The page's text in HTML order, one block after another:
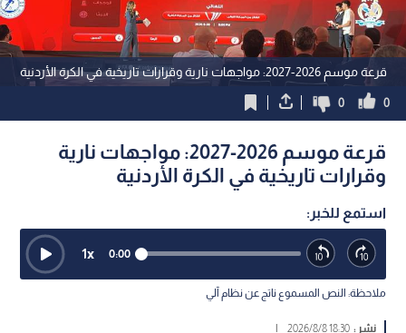
قرعة موسم 2026-2027: مواجهات نارية وقرارات تاريخية في الكرة الأردنية
0
0
قرعة موسم 2026-2027: مواجهات نارية
وقرارات تاريخية في الكرة الأردنية
استمع للخبر:
0:00
1x
ملاحظة: النص المسموع ناتج عن نظام آلي
نشر :18:30 2026/8/8
|